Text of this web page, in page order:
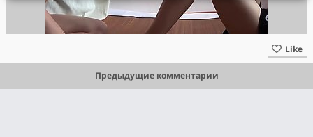
Like
Предыдущие комментарии